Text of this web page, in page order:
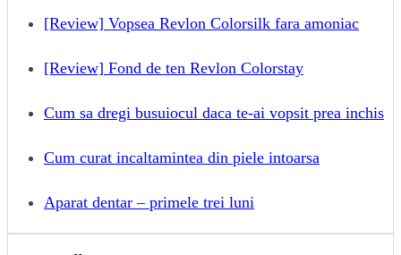
[Review] Vopsea Revlon Colorsilk fara amoniac
[Review] Fond de ten Revlon Colorstay
Cum sa dregi busuiocul daca te-ai vopsit prea inchis
Cum curat incaltamintea din piele intoarsa
Aparat dentar – primele trei luni